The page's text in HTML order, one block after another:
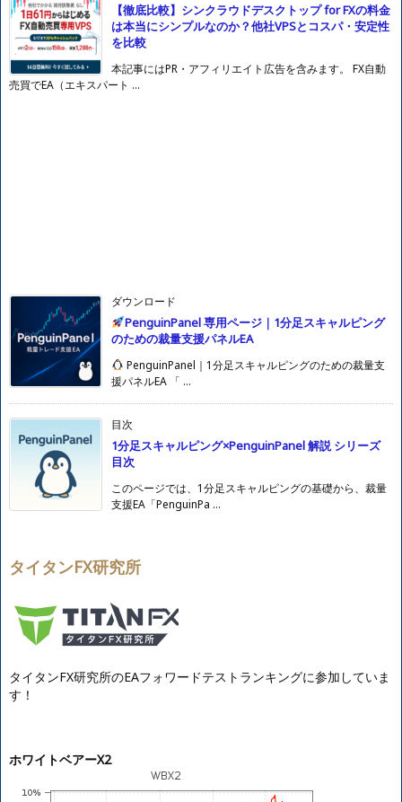
【徹底比較】シンクラウドデスクトップ for FXの料金
は本当にシンプルなのか？他社VPSとコスパ・安定性
を比較
本記事にはPR・アフィリエイト広告を含みます。 FX自動
売買でEA（エキスパート ...
ダウンロード
PenguinPanel 専用ページ｜1分足スキャルピング
のための裁量支援パネルEA
PenguinPanel｜1分足スキャルピングのための裁量支
援パネルEA 「 ...
目次
1分足スキャルピング×PenguinPanel 解説 シリーズ
目次
このページでは、1分足スキャルピングの基礎から、裁量
支援EA「PenguinPa ...
タイタンFX研究所
タイタンFX研究所のEAフォワードテストランキングに参加していま
す！
ホワイトベアーX2